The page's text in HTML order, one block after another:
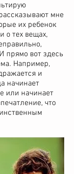
мне
их ребенок
о тех вещах,
прямо вот здесь
Например,
и
начинает
или начинает
что